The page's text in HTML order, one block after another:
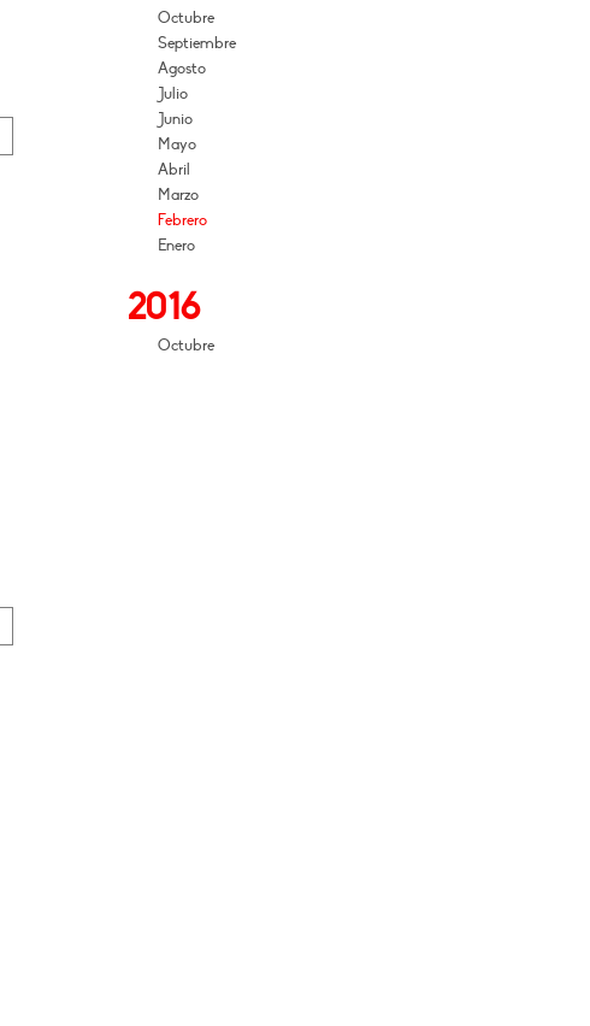
Octubre
Septiembre
Agosto
Julio
Junio
Mayo
Abril
Marzo
Febrero
Enero
2016
Octubre